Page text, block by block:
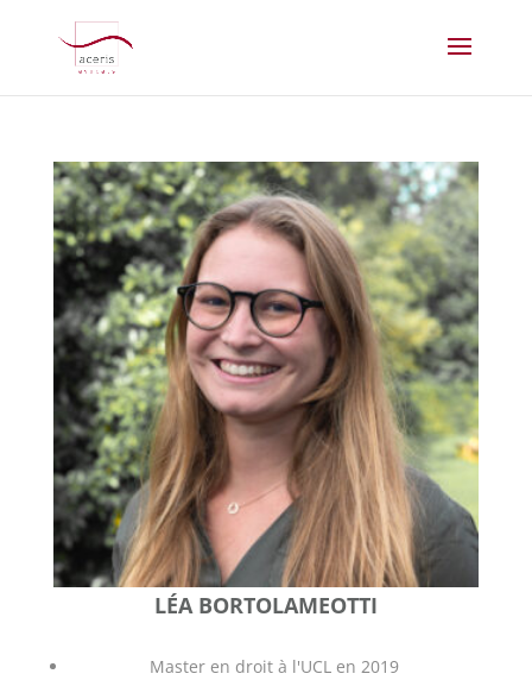
LÉA BORTOLAMEOTTI
Master en droit à l'UCL en 2019